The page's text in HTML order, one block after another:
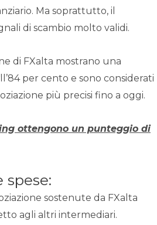
Ma soprattutto, il
di scambio molto validi.
di FXalta mostrano una
per cento e sono considerati
più precisi fino a oggi.
ottengono un punteggio di
spese:
sostenute da FXalta
agli altri intermediari.